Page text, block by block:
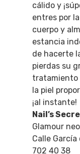
cálido y
entres por
cuerpo y
estancia
de hacerte
pierdas su
tratamiento
la piel
¡al instante!
Nail’s
Glamour
Calle García
702 40 38